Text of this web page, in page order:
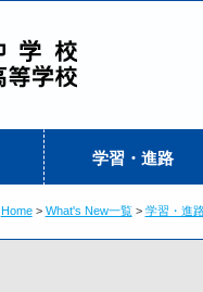
学習・進路
Home What's New一覧 学習・進